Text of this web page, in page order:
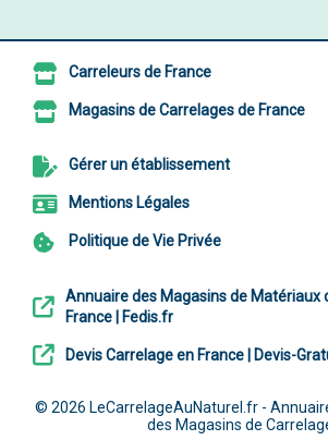
Carreleurs de France
Magasins de Carrelages de France
Gérer un établissement
Mentions Légales
Politique de Vie Privée
Annuaire des Magasins de Matériaux
France | Fedis.fr
Devis Carrelage en France | Devis-
© 2026 LeCarrelageAuNaturel.fr -
des Magasins de